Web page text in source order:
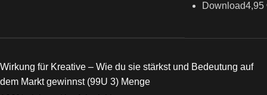
Download4,95
Wirkung für Kreative – Wie du sie stärkst und Bedeutung auf
dem Markt gewinnst (99U 3) Menge